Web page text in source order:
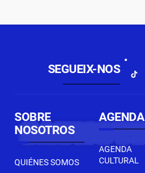
SEGUEIX-NOS
SOBRE
NOSOTROS
QUIÉNES SOMOS
AGENDA
AGENDA
CULTURAL